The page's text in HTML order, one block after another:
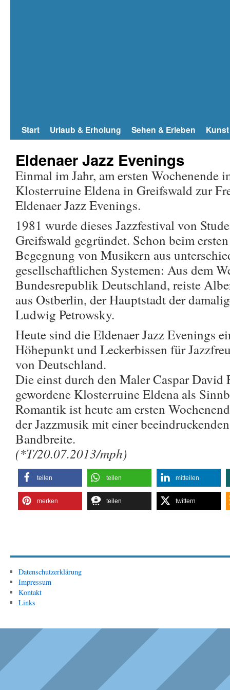
Start Urlaub & Erholung Sehen & Erleben
Eldenaer Jazz Evenings
Einmal im Jahr, am ersten Wochenende
Klosterruine Eldena in Greifswald zur
Eldenaer Jazz Evenings.
1981 wurde dieses Jazzfestival von
Greifswald gegründet. Schon beim
Begegnung von Musikern aus
gesellschaftlichen Systemen: Aus dem
Bundesrepublik Deutschland, reiste
aus Ostberlin, der Hauptstadt der
Ludwig Petrowsky.
Heute sind die Eldenaer Jazz Evenings
Höhepunkt und Leckerbissen für
von Deutschland.
Die einst durch den Maler Caspar
gewordene Klosterruine Eldena als
Romantik ist heute am ersten
der Jazzmusik mit einer
Bandbreite.
(*T/20.07.2013/mph)
teilen teilen mitteilen
merken teilen twittern
Datenschutzerklärung
Impressum
Kontakt
Links